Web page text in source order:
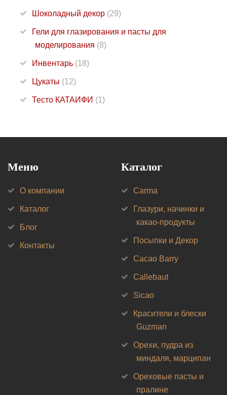
Шоколадный декор (29)
Гели для глазирования и пасты для
моделирования (8)
Инвентарь (18)
Цукаты (12)
Тесто КАТАИФИ (1)
Меню
О компании
Каталог
Блог
Контакты
Каталог
Carma
Глазури, начинки и
какао-продукты
Посыпки и Декор
Cacao Barry
Callebaut
Sicao
Красители и блески
Guzman
Орехи, пудра из
миндаля, марципан
Ореховые пасты и
пралине